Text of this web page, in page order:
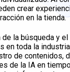
crear
en la tienda.
de la búsqueda y
en toda la
de contenidos,
de la IA en